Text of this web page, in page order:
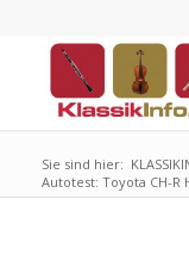
Sie sind hier:
Autotest: Toyota CH-R